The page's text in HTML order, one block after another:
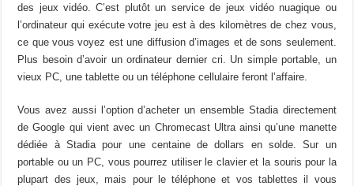
des jeux vidéo. C’est plutôt un service de jeux vidéo nuagique ou
l’ordinateur qui exécute votre jeu est à des kilomètres de chez vous,
ce que vous voyez est une diffusion d’images et de sons seulement.
Plus besoin d’avoir un ordinateur dernier cri. Un simple portable, un
vieux PC, une tablette ou un téléphone cellulaire feront l’affaire.
Vous avez aussi l’option d’acheter un ensemble Stadia directement
de Google qui vient avec un Chromecast Ultra ainsi qu’une manette
dédiée à Stadia pour une centaine de dollars en solde. Sur un
portable ou un PC, vous pourrez utiliser le clavier et la souris pour la
plupart des jeux, mais pour le téléphone et vos tablettes il vous